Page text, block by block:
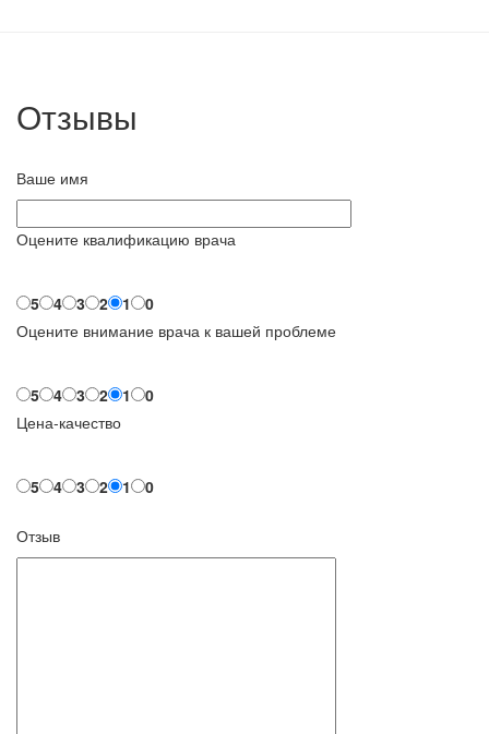
Отзывы
Ваше имя
Оцените квалификацию врача
5 4 3 2 1
0
Оцените внимание врача к вашей проблеме
5 4 3 2 1
0
Цена-качество
5 4 3 2 1 0
Отзыв